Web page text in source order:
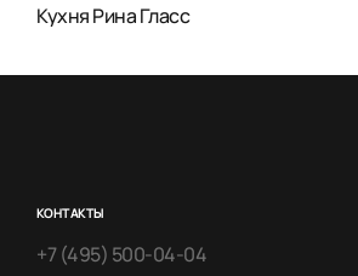
Кухня Рина Гласс
КОНТАКТЫ
+7 (495) 500-04-04